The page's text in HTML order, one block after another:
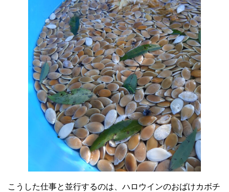
こうした仕事と並行するのは、ハロウインのおばけカボチ